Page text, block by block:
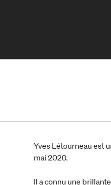
Yves Létourneau est
mai 2020.
Il a connu une